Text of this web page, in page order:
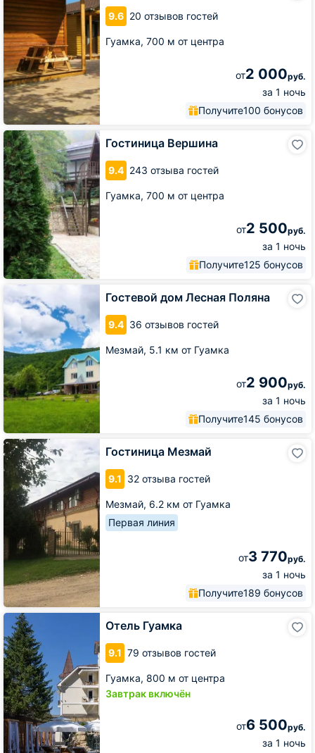
9.6 20 отзывов гостей
Гуамка, 700 м от центра
от2 000руб.
за 1 ночь
Получите100 бонусов
Eco
House
Гостиница Вершина
9.4 243 отзыва гостей
Гуамка, 700 м от центра
от2 500руб.
за 1 ночь
Получите125 бонусов
Гостиница
Вершина
Гостевой дом Лесная Поляна
9.4 36 отзывов гостей
Мезмай, 5.1 км от Гуамка
от2 900руб.
за 1 ночь
Получите145 бонусов
Гостевой
дом
Лесная
Поляна
Гостиница Мезмай
9.1 32 отзыва гостей
Мезмай, 6.2 км от Гуамка
Первая линия
от3 770руб.
за 1 ночь
Получите189 бонусов
Гостиница
Мезмай
Отель Гуамка
9.1 79 отзывов гостей
Гуамка, 800 м от центра
Завтрак включён
от6 500руб.
за 1 ночь
Отель
Гуамка